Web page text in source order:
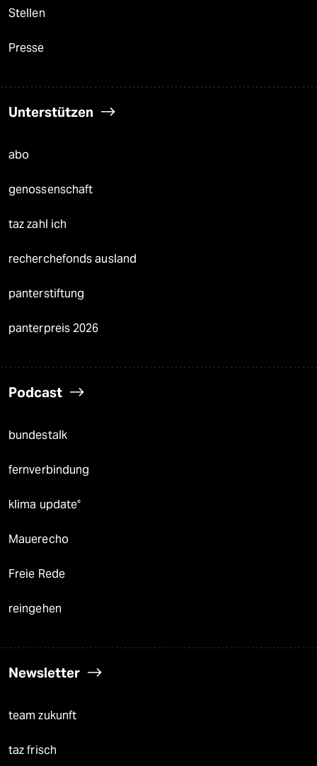
Stellen
Presse
Unterstützen
abo
genossenschaft
taz zahl ich
recherchefonds ausland
panterstiftung
panterpreis 2026
Podcast
bundestalk
fernverbindung
klima update°
Mauerecho
Freie Rede
reingehen
Newsletter
team zukunft
taz frisch